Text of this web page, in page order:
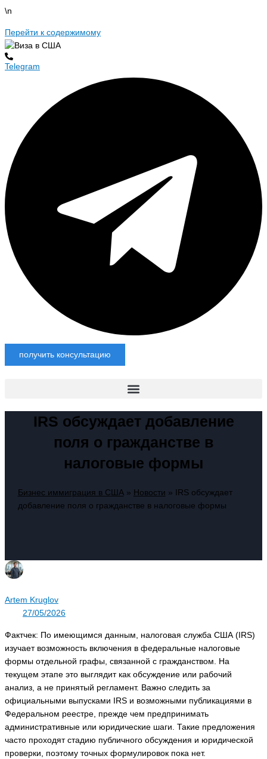
\n
Перейти к содержимому
Telegram
получить консультацию
IRS обсуждает добавление
поля о гражданстве в
налоговые формы
Бизнес иммиграция в США» Новости »
IRS обсуждает
добавление поля о гражданстве в налоговые формы
Artem Kruglov
27/05/2026
Фактчек: По имеющимся данным, налоговая служба США (IRS)
изучает возможность включения в федеральные налоговые
формы отдельной графы, связанной с гражданством. На
текущем этапе это выглядит как обсуждение или рабочий
анализ, а не принятый регламент. Важно следить за
официальными выпусками IRS и возможными публикациями в
Федеральном реестре, прежде чем предпринимать
административные или юридические шаги. Такие предложения
часто проходят стадию публичного обсуждения и юридической
проверки, поэтому точных формулировок пока нет.